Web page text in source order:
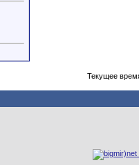
Текущее